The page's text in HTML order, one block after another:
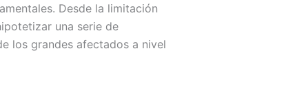
Desde la limitación
una serie de
los grandes afectados a nivel